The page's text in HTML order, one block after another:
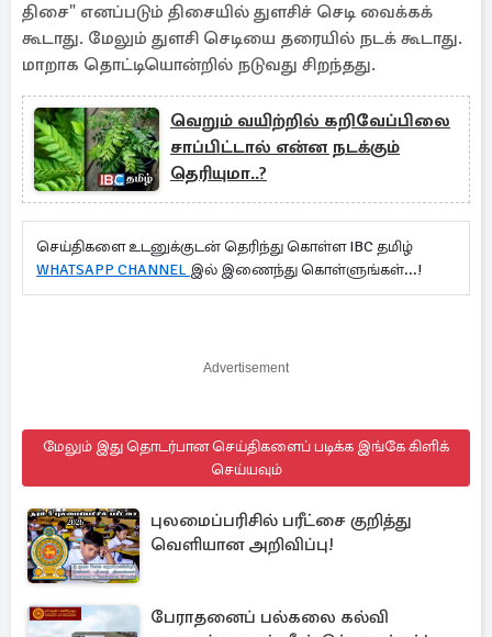
திசை" எனப்படும் திசையில் துளசிச் செடி வைக்கக்
கூடாது. மேலும் துளசி செடியை தரையில் நடக் கூடாது.
மாறாக தொட்டியொன்றில் நடுவது சிறந்தது.
வெறும் வயிற்றில் கறிவேப்பிலை
சாப்பிட்டால் என்ன நடக்கும்
தெரியுமா..?
செய்திகளை உடனுக்குடன் தெரிந்து கொள்ள IBC தமிழ்
WHATSAPP CHANNEL இல் இணைந்து கொள்ளுங்கள்...!
Advertisement
மேலும் இது தொடர்பான செய்திகளைப் படிக்க இங்கே கிளிக்
செய்யவும்
புலமைப்பரிசில் பரீட்சை குறித்து
வெளியான அறிவிப்பு!
பேராதனைப் பல்கலை கல்வி